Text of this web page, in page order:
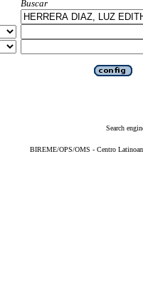
Buscar
Search
BIREME/OPS/OMS - Centro